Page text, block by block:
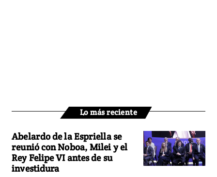
Lo más reciente
Abelardo de la Espriella se
reunió con Noboa, Milei y el
Rey Felipe VI antes de su
investidura